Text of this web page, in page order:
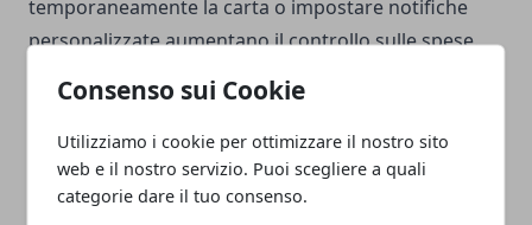
Consenso sui Cookie
Utilizziamo i cookie per ottimizzare il nostro sito
web e il nostro servizio. Puoi scegliere a quali
categorie dare il tuo consenso.
temporaneamente la carta o impostare notifiche
personalizzate aumentano il controllo sulle spese.
il 3D Secure per gli acquisti online, contribuisce a
ridurre il rischio di frodi. In caso di utilizzo all’estero,
è opportuno verificare eventuali costi per pagamenti
in valuta e la disponibilità di assistenza